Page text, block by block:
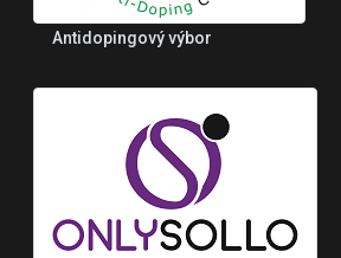
Antidopingový výbor